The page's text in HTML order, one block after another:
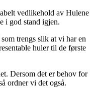
vedlikehold av Hulene
i god stand igjen.
trengs slik at vi har en
huler til de første
Dersom det er behov for
ordner vi det også.